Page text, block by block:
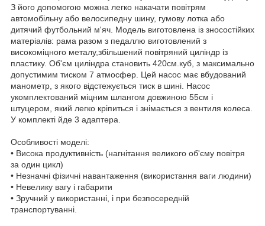
З його допомогою можна легко накачати повітрям
автомобільну або велосипедну шину, гумову лотка або
дитячий футбольний м'яч. Модель виготовлена із зносостійких
матеріалів: рама разом з педаллю виготовлений з
високоміцного металу,збільшений повітряний циліндр із
пластику. Об'єм циліндра становить 420см.куб, з максимально
допустимим тиском 7 атмосфер. Цей насос має вбудований
манометр, з якого відстежується тиск в шині. Насос
укомплектований міцним шлангом довжиною 55см і
штуцером, який легко кріпиться і знімається з вентиля колеса.
У комплекті йде 3 адаптера.
Особливості моделі:
• Висока продуктивність (нагнітання великого об'єму повітря
за один цикл)
• Незначні фізичні навантаження (використання ваги людини)
• Невелику вагу і габарити
• Зручний у використанні, і при безпосередній
транспортуванні.